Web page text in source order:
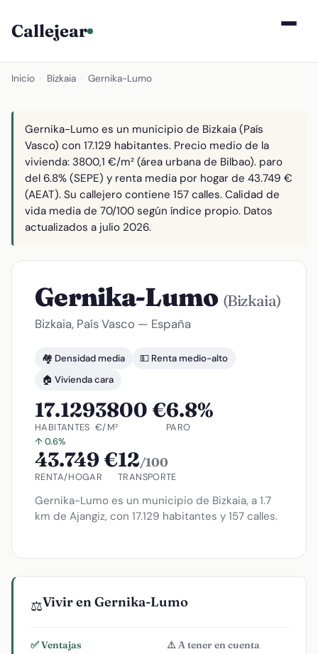
Callejear
Inicio Bizkaia Gernika-Lumo
Gernika-Lumo es un municipio de Bizkaia (País
Vasco) con 17.129 habitantes. Precio medio de la
vivienda: 3800,1 €/m² (área urbana de Bilbao). paro
del 6.8% (SEPE) y renta media por hogar de 43.749 €
(AEAT). Su callejero contiene 157 calles. Calidad de
vida media de 70/100 según índice propio. Datos
actualizados a julio 2026.
Gernika-Lumo (Bizkaia)
Bizkaia, País Vasco — España
🏘️ Densidad media
💵 Renta medio-alto
🏠 Vivienda cara
17.129
HABITANTES
↑ 0.6%
3800 €
€/M²
6.8%
PARO
43.749 €
RENTA/HOGAR
12/100
TRANSPORTE
Gernika-Lumo es un municipio de Bizkaia, a 1.7
km de Ajangiz, con 17.129 habitantes y 157 calles.
⚖️Vivir en Gernika-Lumo
✅ Ventajas ⚠️ A tener en cuenta